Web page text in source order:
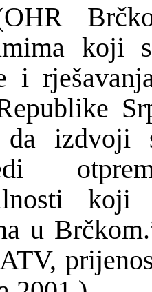
Brč
koji
i
da izdvoji
u Brč